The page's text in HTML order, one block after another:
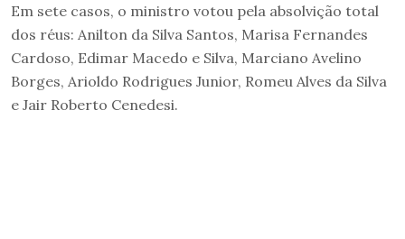
Em sete casos, o ministro votou pela absolvição total
dos réus: Anilton da Silva Santos, Marisa Fernandes
Cardoso, Edimar Macedo e Silva, Marciano Avelino
Borges, Arioldo Rodrigues Junior, Romeu Alves da Silva
e Jair Roberto Cenedesi.